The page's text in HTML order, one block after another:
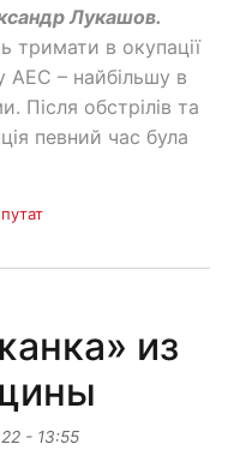
Лукашов.
тримати в окупації
АЕС – найбільшу в
Після обстрілів та
певний час була
из
- 13:55